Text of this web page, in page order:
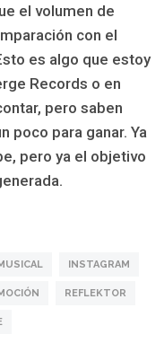
el volumen de
con el
es algo que estoy
Records o en
pero saben
poco para ganar. Ya
pero ya el objetivo
INSTAGRAM
REFLEKTOR